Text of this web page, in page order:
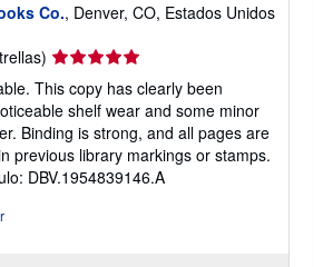
s
e
v
í
o
Co., Denver, CO, Estados Unidos
Calificación
del
vendedor:
5
de
5
estrellas
This copy has clearly been
shelf wear and some minor
Binding is strong, and all pages are
previous library markings or stamps.
DBV.1954839146.A